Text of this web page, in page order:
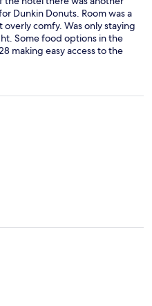
Dunkin Donuts. Room was a
comfy. Was only staying
Some food options in the
making easy access to the
and about 20 via i4 or